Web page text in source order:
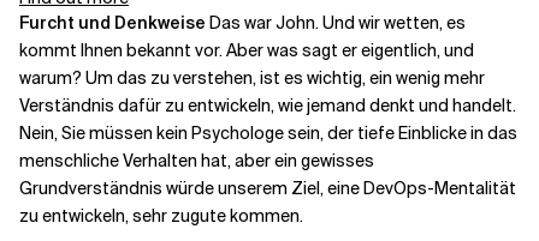
Furcht und Denkweise Das war John. Und wir wetten, es
kommt Ihnen bekannt vor. Aber was sagt er eigentlich, und
warum? Um das zu verstehen, ist es wichtig, ein wenig mehr
Verständnis dafür zu entwickeln, wie jemand denkt und handelt.
Nein, Sie müssen kein Psychologe sein, der tiefe Einblicke in das
menschliche Verhalten hat, aber ein gewisses
Grundverständnis würde unserem Ziel, eine DevOps-Mentalität
zu entwickeln, sehr zugute kommen.